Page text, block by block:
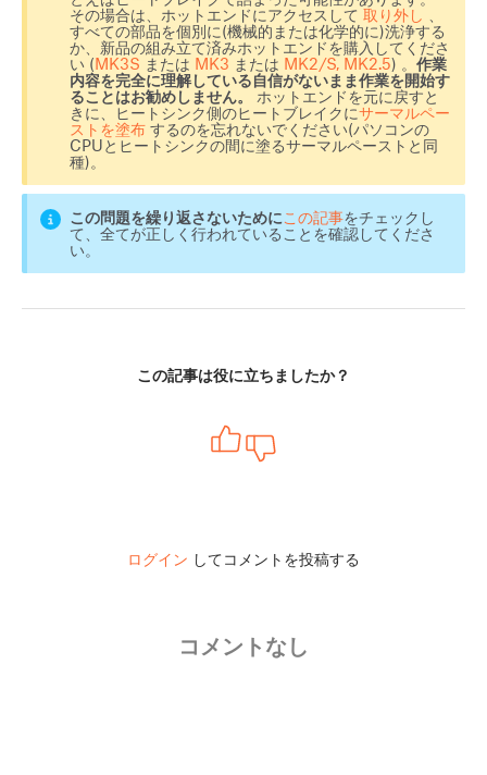
その場合は、ホットエンドにアクセスして 取り外し
すべての部品を個別に(機械的または化学的に)洗浄する
か、新品の組み立て済みホットエンドを購入してくださ
い (MK3S または MK3 または MK2/S, MK2.5) 。 作業
内容を完全に理解している自信がないまま作業を開始す
ることはお勧めしません。
ホットエンドを元に戻すと
きに、ヒートシンク側のヒートブレイクにサーマルペー
ストを塗布するのを忘れないでください(パソコンの
CPUとヒートシンクの間に塗るサーマルペーストと同
種)。
この問題を繰り返さないために この記事をチェックし
て、全てが正しく行われていることを確認してくださ
い。
この記事は役に立ちましたか？
ログイン してコメントを投稿する
コメントなし